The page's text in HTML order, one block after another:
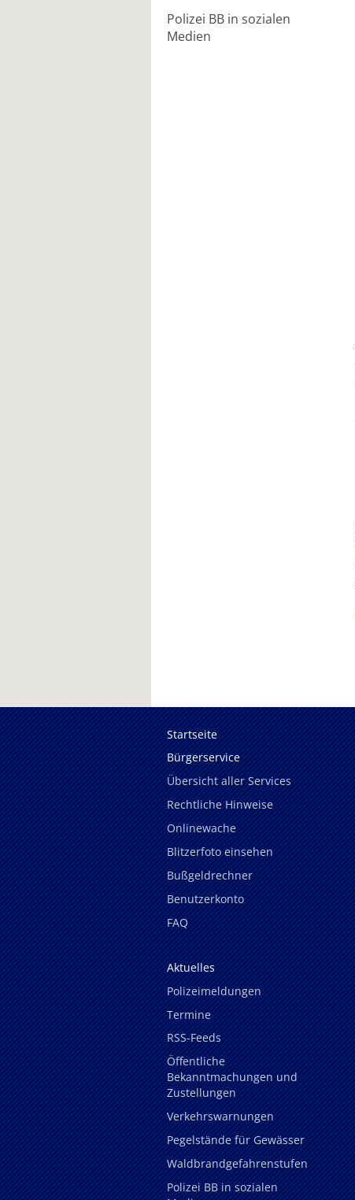
Polizei BB in sozialen
Medien
Startseite
Bürgerservice
Übersicht aller Services
Rechtliche Hinweise
Onlinewache
Blitzerfoto einsehen
Bußgeldrechner
Benutzerkonto
FAQ
Aktuelles
Polizeimeldungen
Termine
RSS-Feeds
Öffentliche
Bekanntmachungen und
Zustellungen
Verkehrswarnungen
Pegelstände für Gewässer
Waldbrandgefahrenstufen
Polizei BB in sozialen